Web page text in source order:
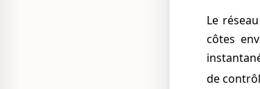
Le réseau des 10 stations militaires radars permettant de surveiller le ciel jusqu'à 100 km des
côtes
de